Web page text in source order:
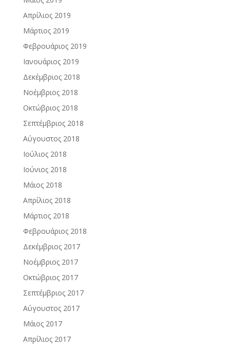
Απρίλιος 2019
Μάρτιος 2019
Φεβρουάριος 2019
Ιανουάριος 2019
Δεκέμβριος 2018
Νοέμβριος 2018
Οκτώβριος 2018
Σεπτέμβριος 2018
Αύγουστος 2018
Ιούλιος 2018
Ιούνιος 2018
Μάιος 2018
Απρίλιος 2018
Μάρτιος 2018
Φεβρουάριος 2018
Δεκέμβριος 2017
Νοέμβριος 2017
Οκτώβριος 2017
Σεπτέμβριος 2017
Αύγουστος 2017
Μάιος 2017
Απρίλιος 2017